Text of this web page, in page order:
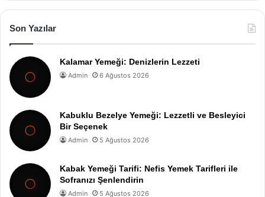
Son Yazılar
Kalamar Yemeği: Denizlerin Lezzeti
Admin 6 Ağustos 2026
Kabuklu Bezelye Yemeği: Lezzetli ve Besleyici
Bir Seçenek
Admin 5 Ağustos 2026
Kabak Yemeği Tarifi: Nefis Yemek Tarifleri ile
Sofranızı Şenlendirin
Admin 5 Ağustos 2026